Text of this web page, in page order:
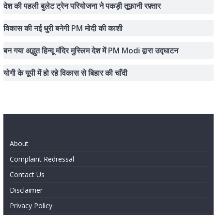
देश की पहली बुलेट ट्रेन परियोजना ने पकड़ी तूफ़ानी रफ़्तार
विकास की नई धुरी बनेगी PM मोदी की काशी
बन गया अद्भुत हिन्दू मंदिर मुस्लिम देश में PM Modi द्वारा उद्घाटन
योगी के यूपी में हो रहे विकास से बिहार की चाँदी
About
Complaint Redressal
Contact Us
Disclaimer
Privacy Policy